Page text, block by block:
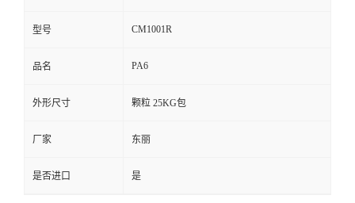
型号 CM1001R
品名 PA6
外形尺寸 颗粒 25KG包
厂家 东丽
是否进口 是